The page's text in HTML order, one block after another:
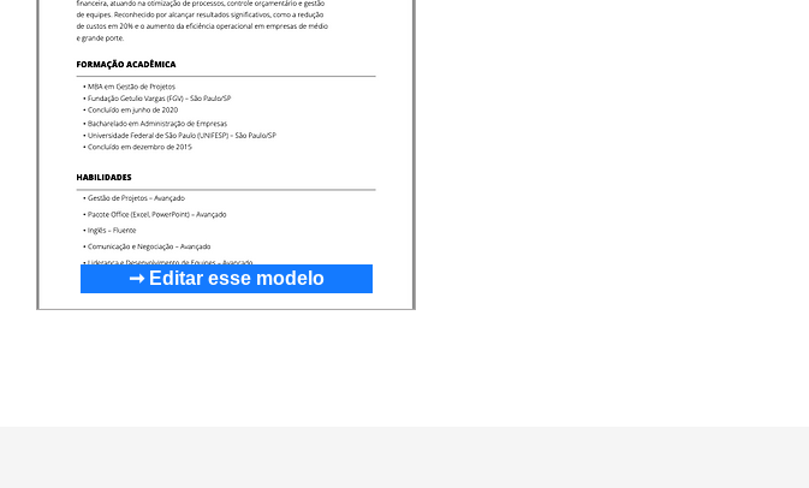
➞ Editar esse modelo